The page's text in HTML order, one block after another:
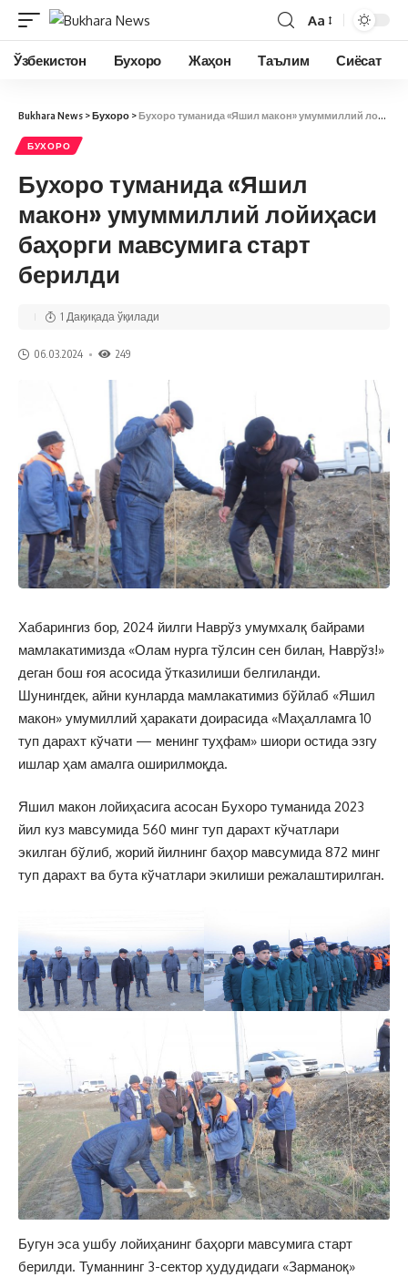
Aa
Ўзбекистон Бухоро Жаҳон Таълим Сиёсат
Bukhara News >Бухоро >Бухоро туманида «Яшил макон» умуммиллий лойиҳаси баҳорги мавсумига старт берилди
БУХОРО
Бухоро туманида «Яшил
макон» умуммиллий лойиҳаси
баҳорги мавсумига старт
берилди
06.03.2024 249
1 Дақиқада ўқилади
Хабарингиз бор, 2024 йилги Наврўз умумхалқ байрами
мамлакатимизда «Олам нурга тўлсин сен билан, Наврўз!»
деган бош ғоя асосида ўтказилиши белгиланди.
Шунингдек, айни кунларда мамлакатимиз бўйлаб «Яшил
макон» умумиллий ҳаракати доирасида «Маҳалламга 10
туп дарахт кўчати — менинг туҳфам» шиори остида эзгу
ишлар ҳам амалга оширилмоқда.
Яшил макон лойиҳасига асосан Бухоро туманида 2023
йил куз мавсумида 560 минг туп дарахт кўчатлари
экилган бўлиб, жорий йилнинг баҳор мавсумида 872 минг
туп дарахт ва бута кўчатлари экилиши режалаштирилган.
Бугун эса ушбу лойиҳанинг баҳорги мавсумига старт
берилди. Туманнинг 3-сектор ҳудудидаги «Зарманоқ»